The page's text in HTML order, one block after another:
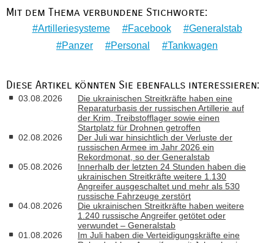
Mit dem Thema verbundene Stichworte:
Artilleriesysteme Facebook
Generalstab
Panzer
Personal Tankwagen
Diese Artikel könnten Sie ebenfalls interessieren:
03.08.2026
Die ukrainischen Streitkräfte haben eine
Reparaturbasis der russischen Artillerie auf
der Krim, Treibstofflager sowie einen
Startplatz für Drohnen getroffen
02.08.2026
Der Juli war hinsichtlich der Verluste der
russischen Armee im Jahr 2026 ein
Rekordmonat, so der Generalstab
05.08.2026
Innerhalb der letzten 24 Stunden haben die
ukrainischen Streitkräfte weitere 1.130
Angreifer ausgeschaltet und mehr als 530
russische Fahrzeuge zerstört
04.08.2026
Die ukrainischen Streitkräfte haben weitere
1.240 russische Angreifer getötet oder
verwundet – Generalstab
01.08.2026
Im Juli haben die Verteidigungskräfte eine